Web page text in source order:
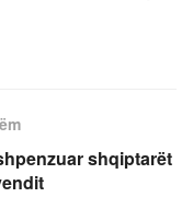
shqiptarët